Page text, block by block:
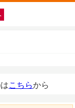
こちらから